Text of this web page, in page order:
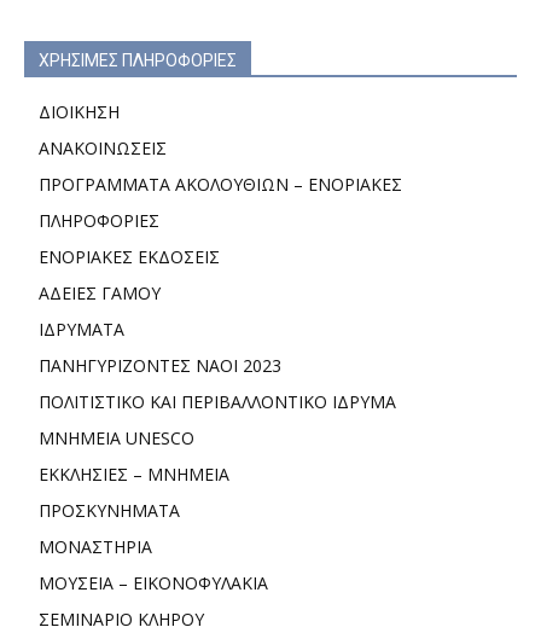
ΧΡΗΣΙΜΕΣ ΠΛΗΡΟΦΟΡΙΕΣ
ΔΙΟΙΚΗΣΗ
ΑΝΑΚΟΙΝΩΣΕΙΣ
ΠΡΟΓΡΑΜΜΑΤΑ ΑΚΟΛΟΥΘΙΩΝ – ΕΝΟΡΙΑΚΕΣ
ΠΛΗΡΟΦΟΡΙΕΣ
ΕΝΟΡΙΑΚΕΣ ΕΚΔΟΣΕΙΣ
ΑΔΕΙΕΣ ΓΑΜΟΥ
ΙΔΡΥΜΑΤΑ
ΠΑΝΗΓΥΡΙΖΟΝΤΕΣ ΝΑΟΙ 2023
ΠΟΛΙΤΙΣΤΙΚΟ ΚΑΙ ΠΕΡΙΒΑΛΛΟΝΤΙΚΟ ΙΔΡΥΜΑ
ΜΝΗΜΕΙΑ UNESCO
ΕΚΚΛΗΣΙΕΣ – ΜΝΗΜΕΙΑ
ΠΡΟΣΚΥΝΗΜΑΤΑ
ΜΟΝΑΣΤΗΡΙΑ
ΜΟΥΣΕΙΑ – ΕΙΚΟΝΟΦΥΛΑΚΙΑ
ΣΕΜΙΝΑΡΙΟ ΚΛΗΡΟΥ